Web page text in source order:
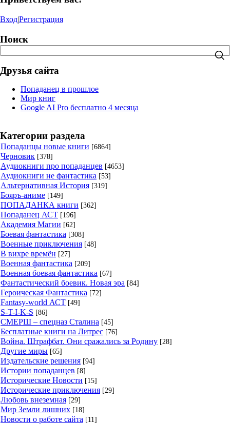
Вход|Регистрация
Поиск
Друзья сайта
Попаданец в прошлое
Мир книг
Google AI Pro бесплатно 4 месяца
Категории раздела
Попаданцы новые книги [6864]
Черновик [378]
Аудиокниги про попаданцев [4653]
Аудиокниги не фантастика [53]
Альтернативная История [319]
Бояръ-аниме [149]
ПОПАДАНКА книги [362]
Попаданец АСТ [196]
Академия Магии [62]
Боевая фантастика [308]
Военные приключения [48]
В вихре времён [27]
Военная фантастика [209]
Военная боевая фантастика [67]
Фантастический боевик. Новая эра [84]
Героическая Фантастика [72]
Fantasy-world АСТ [49]
S-T-I-K-S [86]
СМЕРШ – спецназ Сталина [45]
Бесплатные книги на Литрес [76]
Война. Штрафбат. Они сражались за Родину [28]
Другие миры [65]
Издательские решения [94]
Истории попаданцев [8]
Исторические Новости [15]
Исторические приключения [29]
Любовь внеземная [29]
Мир Земли лишних [18]
Новости о работе сайта [11]